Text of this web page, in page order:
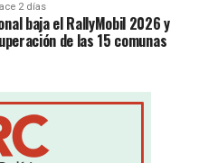
2 días
baja el RallyMobil 2026 y
de las 15 comunas